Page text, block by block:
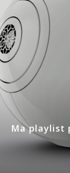
Ma playlist